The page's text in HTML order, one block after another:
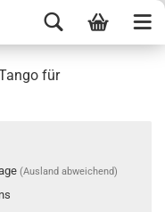
für
(Ausland abweichend)